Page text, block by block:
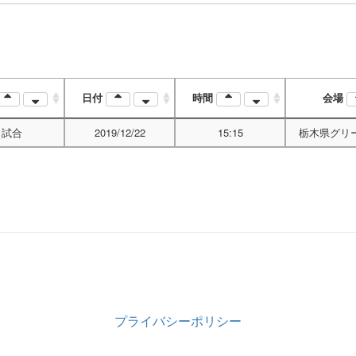
日付 時間 会場
合 2019/12/22 15:15 栃木県グリ
プライバシーポリシー